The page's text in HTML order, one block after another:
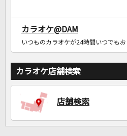
カラオケ@DAM
いつものカラオケが24時間いつでもお
カラオケ店舗検索
店舗検索